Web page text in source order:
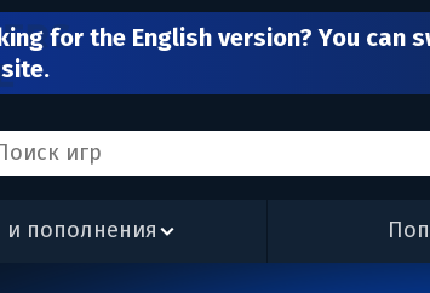
for the English version? You can
и пополнения